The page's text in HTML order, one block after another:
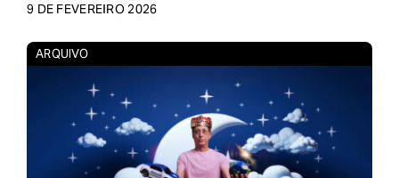
9 DE FEVEREIRO 2026
ARQUIVO